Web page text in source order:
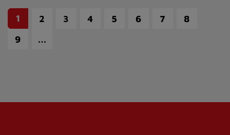
1 2 3 4 5 6 7
8
9
…